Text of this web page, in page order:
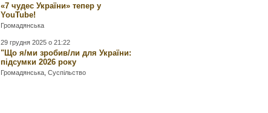
«7 чудес України» тепер у
YouTube!
Громадянська
29 грудня 2025 о 21:22
"Що я/ми зробив/ли для України:
підсумки 2026 року
Громадянська ,Суспільство